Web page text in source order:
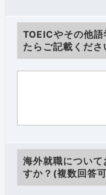
TOEICやその他
たらご記載くださ
海外就職につい
すか？(複数回答